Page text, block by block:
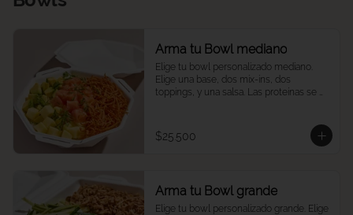
Arma tu Bowl mediano
Elige tu bowl personalizado mediano.
Elige una base, dos mix-ins, dos
toppings, y una salsa. Las proteínas se
$25.500
Arma tu Bowl grande
Elige tu bowl personalizado grande. Elige